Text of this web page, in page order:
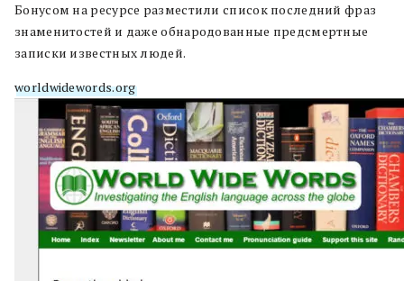
Бонусом на ресурсе разместили список последний фраз
знаменитостей и даже обнародованные предсмертные
записки известных людей.
worldwidewords.org